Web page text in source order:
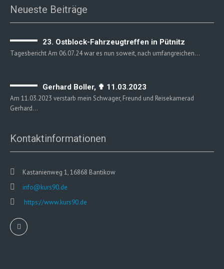
Neueste Beiträge
23. Ostblock-Fahrzeugtreffen in Pütnitz
Tagesbericht Am 06.07.24 war es nun soweit, nach umfangreichen…
Gerhard Boller, ✟ 11.03.2023
Am 11.03.2023 verstarb mein Schwager, Freund und Reisekamerad
Gerhard…
Kontaktinformationen
Kastanienweg 1, 16868 Bantikow
info@kurs90.de
https://www.kurs90.de